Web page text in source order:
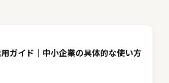
ガイド｜中小企業の具体的な使い方